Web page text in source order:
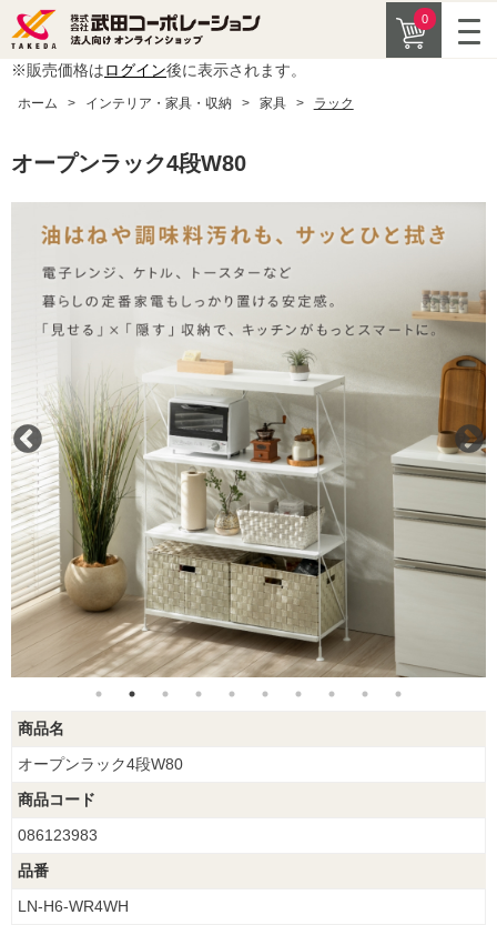
0
※販売価格はログイン後に表示されます。
ホーム > インテリア・家具・収納 > 家具 > ラック
オープンラック4段W80
商品名
オープンラック4段W80
商品コード
086123983
品番
LN-H6-WR4WH